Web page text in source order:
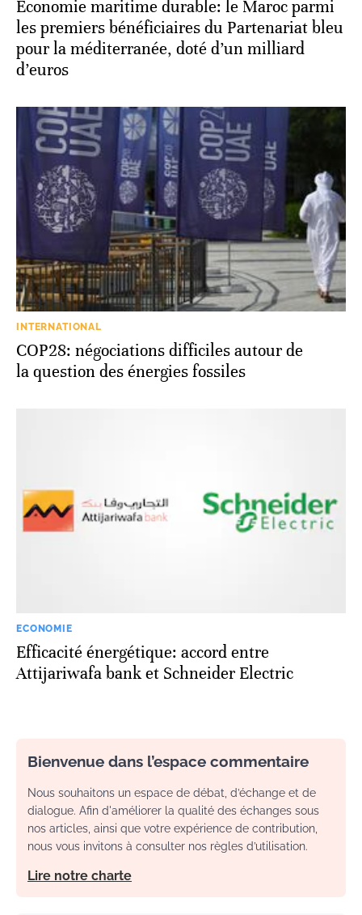
Économie maritime durable: le Maroc parmi
les premiers bénéficiaires du Partenariat bleu
pour la méditerranée, doté d’un milliard
d’euros
INTERNATIONAL
COP28: négociations difficiles autour de
la question des énergies fossiles
ECONOMIE
Efficacité énergétique: accord entre
Attijariwafa bank et Schneider Electric
Bienvenue dans l’espace commentaire
Nous souhaitons un espace de débat, d’échange et de
dialogue. Afin d'améliorer la qualité des échanges sous
nos articles, ainsi que votre expérience de contribution,
nous vous invitons à consulter nos règles d’utilisation.
Lire notre charte